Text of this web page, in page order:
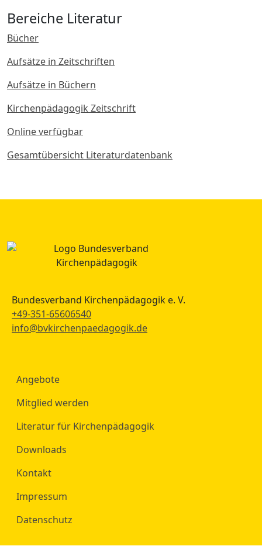
Bereiche Literatur
Bücher
Aufsätze in Zeitschriften
Aufsätze in Büchern
Kirchenpädagogik Zeitschrift
Online verfügbar
Gesamtübersicht Literaturdatenbank
Bundesverband Kirchenpädagogik e. V.
+49-351-65606540
info@bvkirchenpaedagogik.de
Angebote
Mitglied werden
Literatur für Kirchenpädagogik
Downloads
Kontakt
Impressum
Datenschutz